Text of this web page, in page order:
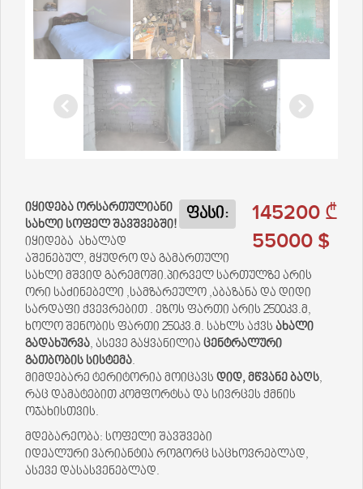
145200 ₾
55000 $
ფასი:
იყიდება ორსართულიანი
სახლი სოფელ შავშვებში!
იყიდება ახალად
აშენებულ, მყუდრო და გამართული
სახლი მშვიდ გარემოში.პირველ სართულზე არის
ორი საძინებელი ,სამზარეულო ,აბაზანა და დიდი
სარდაფი ქვევრებით . ეზოს ფართი არის 2500კვ.მ,
ხოლო შენობის ფართი 250კვ.მ. სახლს აქვს ახალი
გადახურვა, ასევე გაყვანილია ცენტრალური
გათბობის სისტემა.
მიმდებარე ტერიტორია მოიცავს დიდ, მწვანე ბაღს,
რაც დამატებით კომფორტსა და სივრცეს ქმნის
ოჯახისთვის.
მდებარეობა: სოფელი შავშვები
იდეალური ვარიანტია როგორც საცხოვრებლად,
ასევე დასასვენებლად.